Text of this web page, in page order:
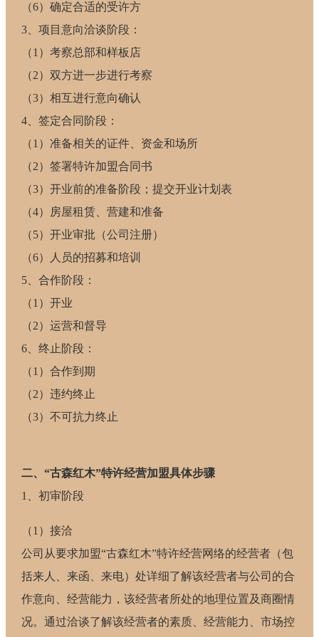
（6）确定合适的受许方
3、项目意向洽谈阶段：
（1）考察总部和样板店
（2）双方进一步进行考察
（3）相互进行意向确认
4、签定合同阶段：
（1）准备相关的证件、资金和场所
（2）签署特许加盟合同书
（3）开业前的准备阶段；提交开业计划表
（4）房屋租赁、营建和准备
（5）开业审批（公司注册）
（6）人员的招募和培训
5、合作阶段：
（1）开业
（2）运营和督导
6、终止阶段：
（1）合作到期
（2）违约终止
（3）不可抗力终止
二、“古森红木”特许经营加盟具体步骤
1、初审阶段
（1）接洽
公司从要求加盟“古森红木”特许经营网络的经营者（包
括来人、来函、来电）处详细了解该经营者与公司的合
作意向、经营能力，该经营者所处的地理位置及商圈情
况。通过洽谈了解该经营者的素质、经营能力、市场控